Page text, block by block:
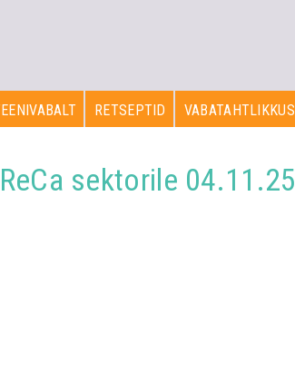
RETSEPTID VABATAHTLIKKUS
sektorile 04.11.25